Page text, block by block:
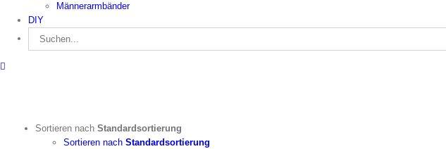
Männerarmbänder
DIY
Suche
nach:
Sortieren nach Standardsortierung
Sortieren nach Standardsortierung